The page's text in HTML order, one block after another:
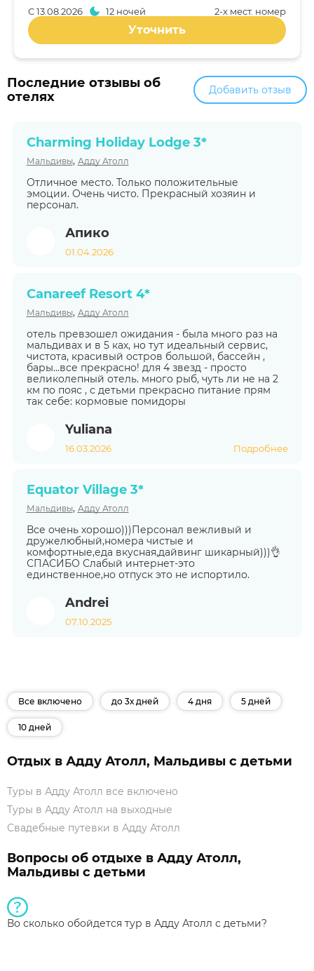
2-x мест. номер
С13.08.2026 12 ночей
Уточнить
Последние отзывы об
отелях
Добавить отзыв
Charming Holiday Lodge 3*
Мальдивы, Адду Атолл
Отличное место. Только положительные
эмоции. Очень чисто. Прекрасный хозяин и
персонал.
Апико
01.04.2026
Canareef Resort 4*
Мальдивы, Адду Атолл
отель превзошел ожидания - была много раз на
мальдивах и в 5 ках, но тут идеальный сервис,
чистота, красивый остров большой, бассейн ,
бары...все прекрасно! для 4 звезд - просто
великолепный отель. много рыб, чуть ли не на 2
км по пояс , с детьми прекрасно питание прям
так себе: кормовые помидоры
Yuliana
16.03.2026 Подробнее
Equator Village 3*
Мальдивы, Адду Атолл
Все очень хорошо)))Персонал вежливый и
дружелюбный,номера чистые и
комфортные,еда вкусная,дайвинг шикарный)))👌
СПАСИБО Слабый интернет-это
единственное,но отпуск это не испортило.
Andrei
07.10.2025
Все включено до 3х дней 4 дня 5 дней
10 дней
Отдых в Адду Атолл, Мальдивы с детьми
Туры в Адду Атолл все включено
Туры в Адду Атолл на выходные
Свадебные путевки в Адду Атолл
Вопросы об отдыхе в Адду Атолл,
Мальдивы с детьми
Во сколько обойдется тур в Адду Атолл с детьми?